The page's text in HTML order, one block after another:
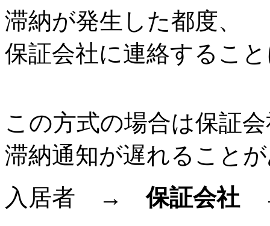
滞納が発生した都度、
保証会社に連絡するこ
この方式の場合は保証
滞納通知が遅れること
入居者 →保証会社